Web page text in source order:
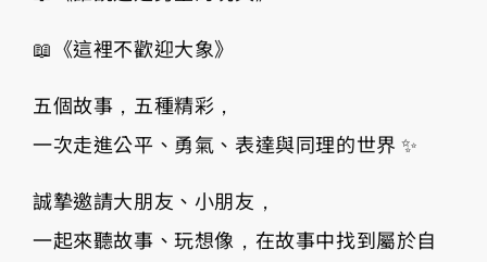
📖《這裡不歡迎大象》
五個故事，五種精彩，
一次走進公平、勇氣、表達與同理的世界 ✨
誠摯邀請大朋友、小朋友，
一起來聽故事、玩想像，在故事中找到屬於自